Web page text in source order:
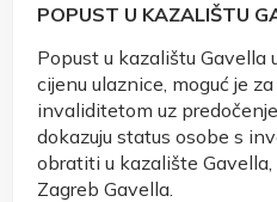
POPUST U KAZALIŠTU
Popust u kazalištu Gavella
cijenu ulaznice, moguć je
invaliditetom uz
dokazuju status osobe s
obratiti u kazalište
Zagreb Gavella.